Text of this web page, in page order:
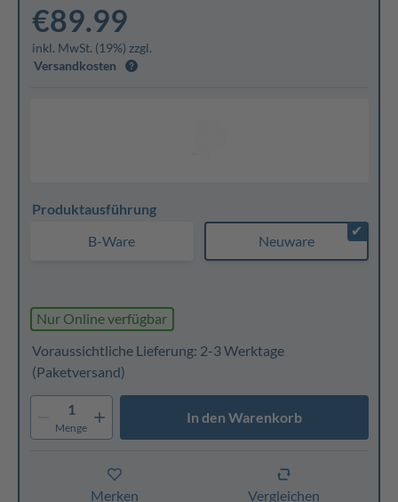
€89.99
inkl. MwSt. (19%) zzgl.
Versandkosten
Produktausführung
B-Ware
✔
Neuware
Nur Online verfügbar
Voraussichtliche Lieferung: 2-3 Werktage
(Paketversand)
1
Menge
In den Warenkorb
Merken Vergleichen